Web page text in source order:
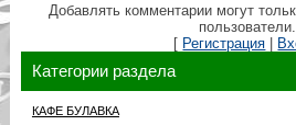
Добавлять комментарии могут
пользователи.
[ Регистрация |
Категории раздела
КАФЕ БУЛАВКА